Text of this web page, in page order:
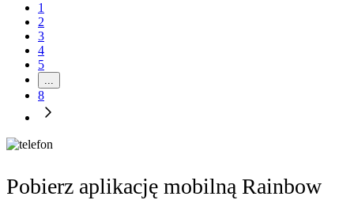
1
2
3
4
5
...
8
Pobierz aplikację mobilną Rainbow